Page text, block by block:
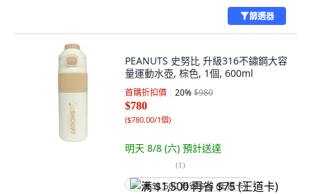
篩選器
PEANUTS 史努比 升級316不鏽鋼大容
量運動水壺, 棕色, 1個, 600ml
首購折扣價 20%$980
$780
($780.00/1個)
明天 8/8 (六) 預計送達
(1)
满 $1,500 再省 $75 (王道卡)